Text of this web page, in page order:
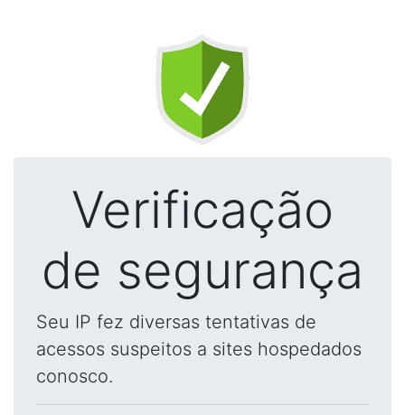
Verificação
de segurança
Seu IP fez diversas tentativas de
acessos suspeitos a sites hospedados
conosco.